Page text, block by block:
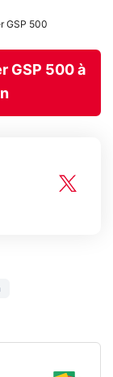
GSP 500
GSP 500 à